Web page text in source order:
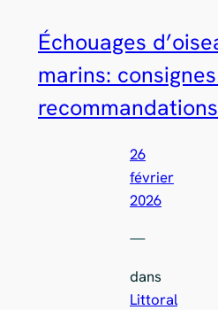
Échouages
marins:
recommandations
26
février
2026
—
dans
Littoral